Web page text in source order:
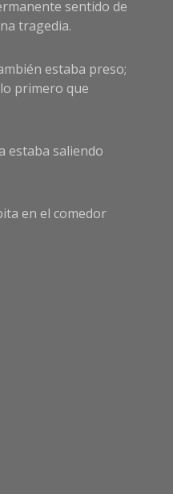
sentido de
tragedia.
estaba preso;
primero que
estaba saliendo
en el comedor